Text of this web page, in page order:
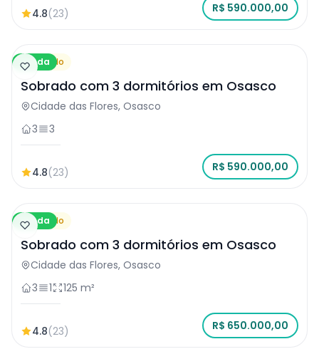
4.8(23) R$ 590.000,00
Venda
Sobrado
Sobrado com 3 dormitórios em Osasco
Cidade das Flores, Osasco
3
3
4.8(23) R$ 590.000,00
Venda
Sobrado
Sobrado com 3 dormitórios em Osasco
Cidade das Flores, Osasco
3
1 125 m²
4.8(23) R$ 650.000,00